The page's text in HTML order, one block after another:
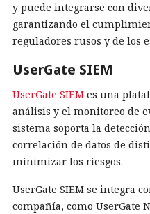
y puede integrarse con
garantizando el
reguladores rusos y de los
UserGate SIEM
UserGate SIEM es una
análisis y el monitoreo de
sistema soporta la
correlación de datos de
minimizar los riesgos.
UserGate SIEM se integra
compañía, como UserGate